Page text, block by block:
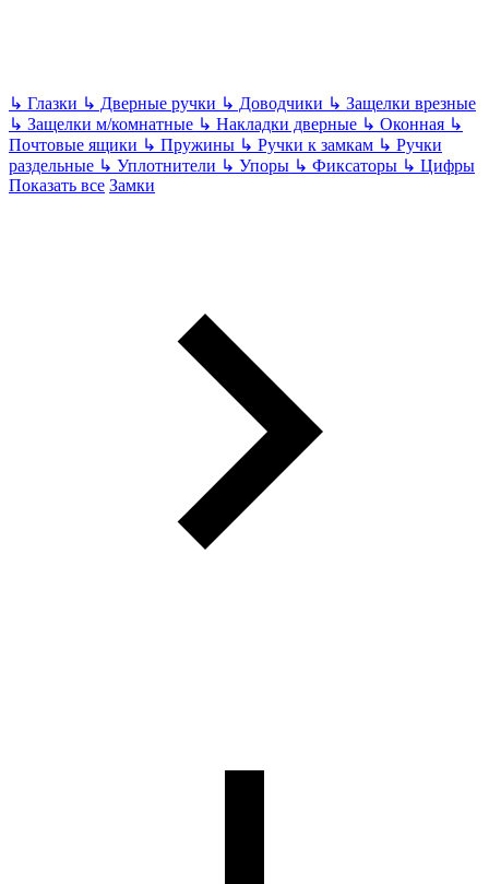
↳ Глазки ↳ Дверные ручки ↳ Доводчики ↳ Защелки врезные
↳ Защелки м/комнатные ↳ Накладки дверные ↳ Оконная ↳
Почтовые ящики ↳ Пружины ↳ Ручки к замкам ↳ Ручки
раздельные ↳ Уплотнители ↳ Упоры ↳ Фиксаторы ↳ Цифры
Показать все Замки